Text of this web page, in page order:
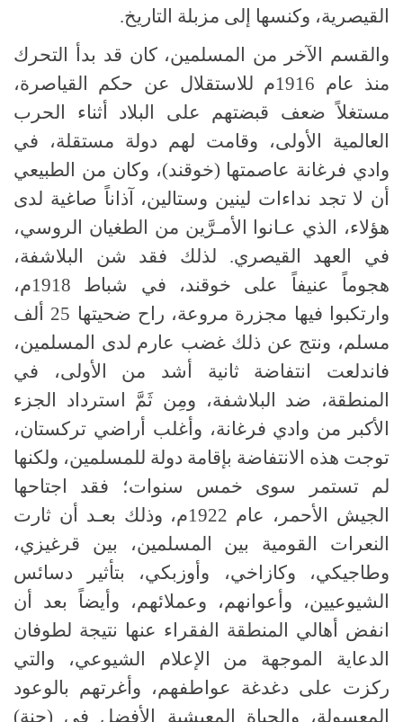
القيصرية، وكنسها إلى مزبلة التاريخ.
والقسم الآخر من المسلمين، كان قد بدأ التحرك
منذ عام 1916م للاستقلال عن حكم القياصرة،
مستغلاً ضعف قبضتهم على البلاد أثناء الحرب
العالمية الأولى، وقامت لهم دولة مستقلة، في
وادي فرغانة عاصمتها (خوقند)، وكان من الطبيعي
أن لا تجد نداءات لينين وستالين، آذاناً صاغية لدى
هؤلاء، الذي عـانوا الأمـرَّين من الطغيان الروسي،
في العهد القيصري. لذلك فقد شن البلاشفة،
هجوماً عنيفاً على خوقند، في شباط 1918م،
وارتكبوا فيها مجزرة مروعة، راح ضحيتها 25 ألف
مسلم، ونتج عن ذلك غضب عارم لدى المسلمين،
فاندلعت انتفاضة ثانية أشد من الأولى، في
المنطقة، ضد البلاشفة، ومِن ثَمَّ استرداد الجزء
الأكبر من وادي فرغانة، وأغلب أراضي تركستان،
توجت هذه الانتفاضة بإقامة دولة للمسلمين، ولكنها
لم تستمر سوى خمس سنوات؛ فقد اجتاحها
الجيش الأحمر، عام 1922م، وذلك بعـد أن ثارت
النعرات القومية بين المسلمين، بين قرغيزي،
وطاجيكي، وكازاخي، وأوزبكي، بتأثير دسائس
الشيوعيين، وأعوانهم، وعملائهم، وأيضاً بعد أن
انفض أهالي المنطقة الفقراء عنها نتيجة لطوفان
الدعاية الموجهة من الإعلام الشيوعي، والتي
ركزت على دغدغة عواطفهم، وأغرتهم بالوعود
المعسولة، والحياة المعيشية الأفضل في (جنة)